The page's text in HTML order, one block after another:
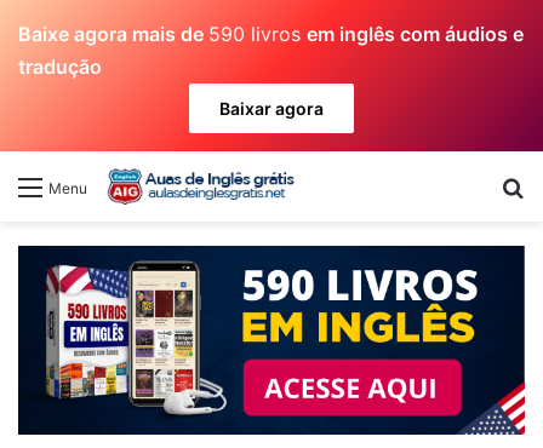
Baixe agora mais de 590 livros em inglês com áudios e
tradução
Baixar agora
Menu